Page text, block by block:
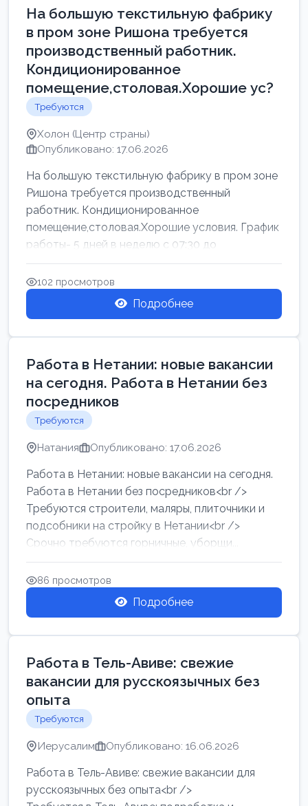
На большую текстильную фабрику
в пром зоне Ришона требуется
производственный работник.
Кондиционированное
помещение,столовая.Хорошие ус?
Требуются
Холон (Центр страны)
Опубликовано: 17.06.2026
На большую текстильную фабрику в пром зоне
Ришона требуется производственный
работник. Кондиционированное
помещение,столовая.Хорошие условия. График
работы- 5 дней в неделю с 07:30 до
17:00.Высокая за...
102 просмотров
Подробнее
Работа в Нетании: новые вакансии
на сегодня. Работа в Нетании без
посредников
Требуются
Натания Опубликовано: 17.06.2026
Работа в Нетании: новые вакансии на сегодня.
Работа в Нетании без посредников<br />
Требуются строители, маляры, плиточники и
подсобники на стройку в Нетании<br />
Срочно требуются горничные, уборщи...
86 просмотров
Подробнее
Работа в Тель-Авиве: свежие
вакансии для русскоязычных без
опыта
Требуются
Иерусалим Опубликовано: 16.06.2026
Работа в Тель-Авиве: свежие вакансии для
русскоязычных без опыта<br />